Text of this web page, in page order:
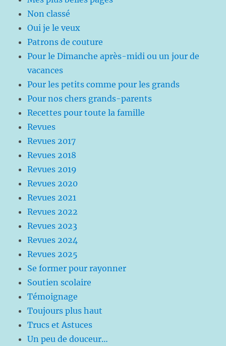
Non classé
Oui je le veux
Patrons de couture
Pour le Dimanche après-midi ou un jour de
vacances
Pour les petits comme pour les grands
Pour nos chers grands-parents
Recettes pour toute la famille
Revues
Revues 2017
Revues 2018
Revues 2019
Revues 2020
Revues 2021
Revues 2022
Revues 2023
Revues 2024
Revues 2025
Se former pour rayonner
Soutien scolaire
Témoignage
Toujours plus haut
Trucs et Astuces
Un peu de douceur…